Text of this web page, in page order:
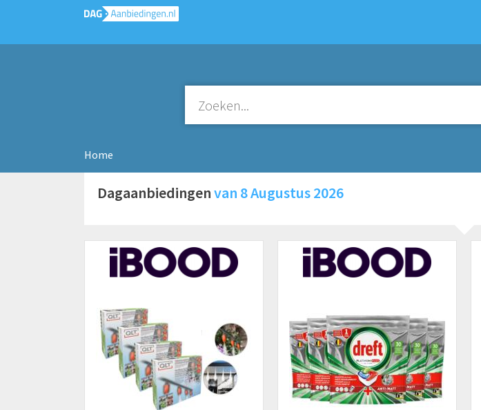
Home
Dagaanbiedingenvan 8 Augustus 2026